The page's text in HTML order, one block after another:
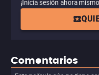
¡Inicia sesión ahora
Comentarios